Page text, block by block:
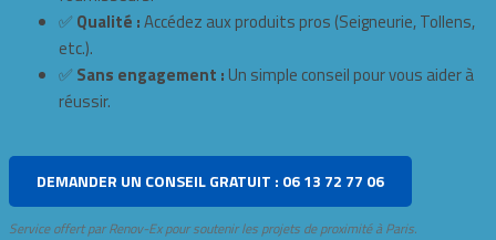
✅ Qualité :Accédez aux produits pros (Seigneurie, Tollens,
etc.).
✅ Sans engagement : Un simple conseil pour vous aider à
réussir.
DEMANDER UN CONSEIL GRATUIT : 06 13 72 77 06
Service offert par Renov-Ex pour soutenir les projets de proximité à Paris.